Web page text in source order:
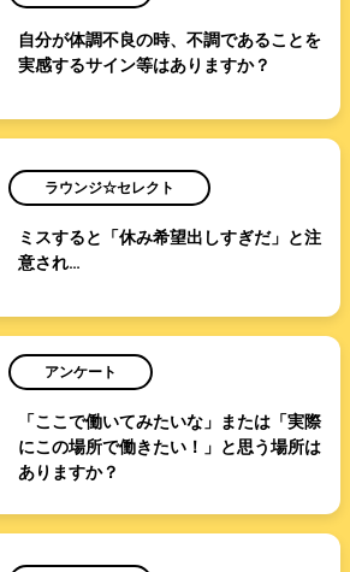
自分が体調不良の時、不調であることを
実感するサイン等はありますか？
ラウンジ☆セレクト
ミスすると「休み希望出しすぎだ」と注
意され…
アンケート
「ここで働いてみたいな」または「実際
にこの場所で働きたい！」と思う場所は
ありますか？